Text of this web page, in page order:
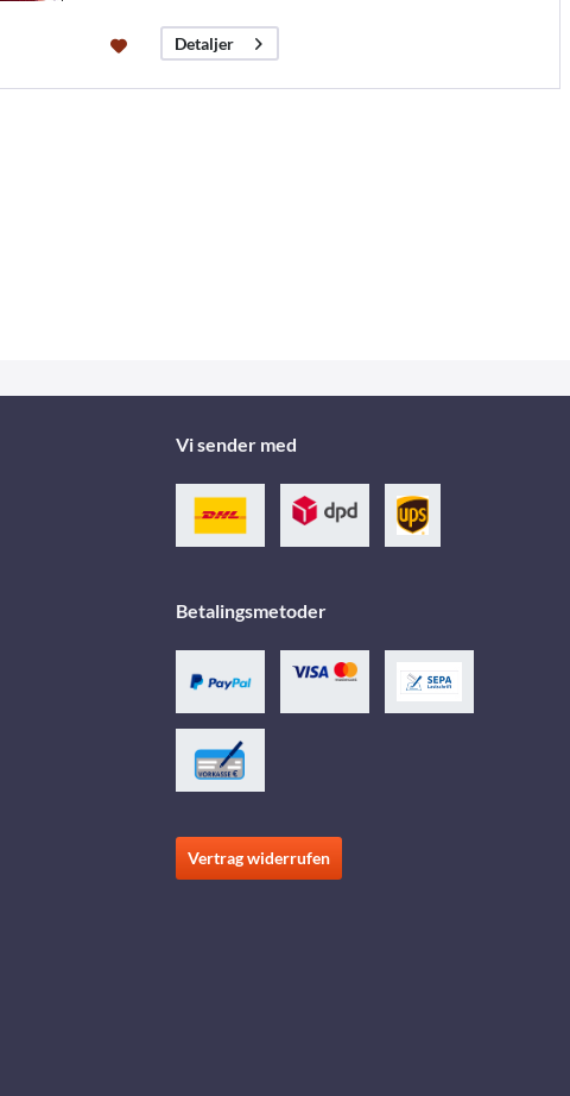
Detaljer
Vi sender med
Betalingsmetoder
Vertrag widerrufen